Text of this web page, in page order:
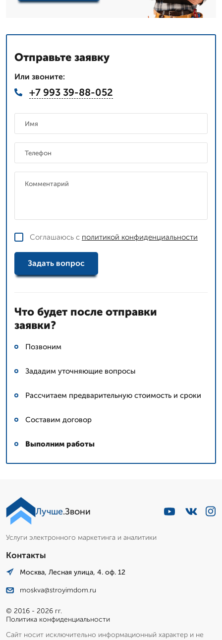
Отправьте заявку
Или звоните:
+7 993 39-88-052
Соглашаюсь с политикой конфиденциальности
Задать вопрос
Что будет после отправки
заявки?
Позвоним
Зададим уточняющие вопросы
Рассчитаем предварительную стоимость и сроки
Составим договор
Выполним работы
Лучше.Звони
Услуги электронного маркетинга и аналитики
Контакты
Москва, Лесная улица, 4. оф. 12
moskva@stroyimdom.ru
© 2016 - 2026 гг.
Политика конфиденциальности
Сайт носит исключительно информационный характер и не